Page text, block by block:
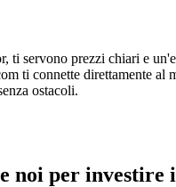
ti servono prezzi chiari e
ti connette direttamente al
ostacoli.
noi per investire